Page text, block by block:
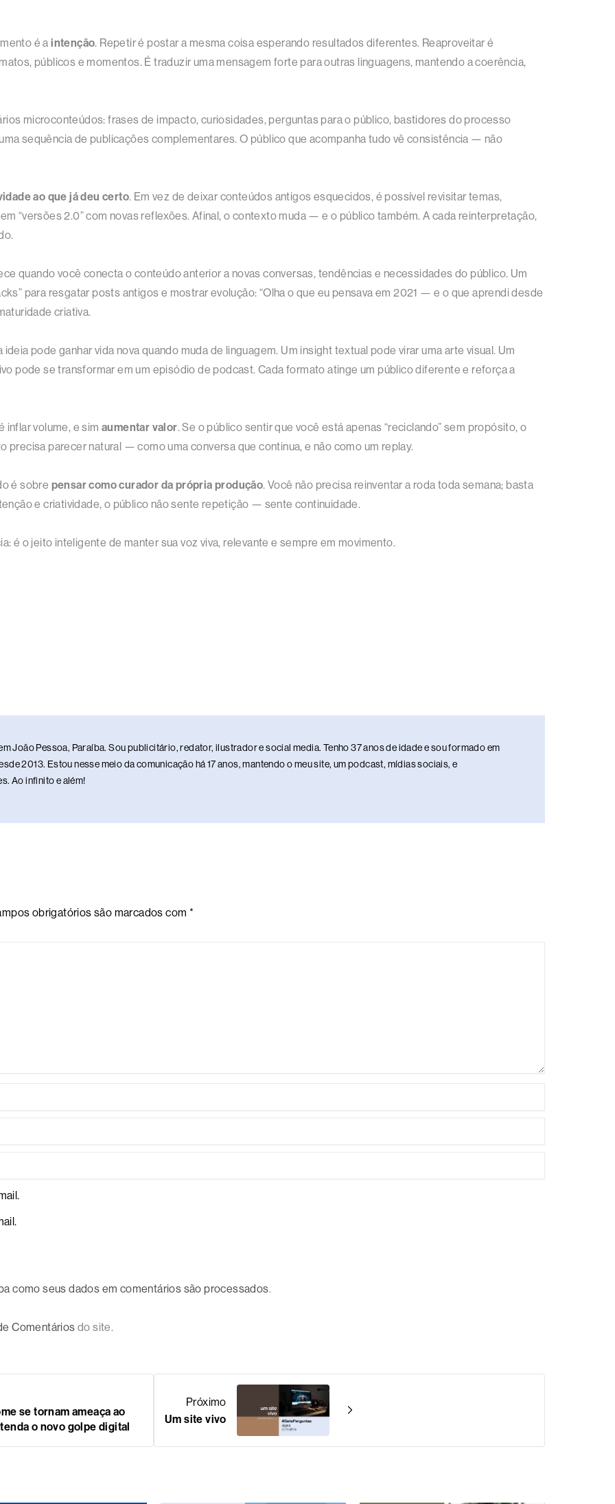
é aintenção. Repetir é postar a mesma coisa esperando resultados diferentes. Reaproveitar é
públicos e momentos. É traduzir uma mensagem forte para outras linguagens, mantendo a coerência,
microconteúdos: frases de impacto, curiosidades, perguntas para o público, bastidores do processo
sequência de publicações complementares. O público que acompanha tudo vê consistência — não
ao que já deu certo. Em vez de deixar conteúdos antigos esquecidos, é possível revisitar temas,
“versões 2.0” com novas reflexões. Afinal, o contexto muda — e o público também. A cada reinterpretação,
quando você conecta o conteúdo anterior a novas conversas, tendências e necessidades do público. Um
para resgatar posts antigos e mostrar evolução: “Olha o que eu pensava em 2021 — e o que aprendi desde
criativa.
ideia pode ganhar vida nova quando muda de linguagem. Um insight textual pode virar uma arte visual. Um
pode se transformar em um episódio de podcast. Cada formato atinge um público diferente e reforça a
inflar volume, e sim aumentar valor. Se o público sentir que você está apenas “reciclando” sem propósito, o
parecer natural — como uma conversa que continua, e não como um replay.
é sobre pensar como curador da própria produção. Você não precisa reinventar a roda toda semana; basta
e criatividade, o público não sente repetição — sente continuidade.
é o jeito inteligente de manter sua voz viva, relevante e sempre em movimento.
João Pessoa, Paraíba. Sou publicitário, redator, ilustrador e social media. Tenho 37 anos de idade e sou formado em
2013. Estou nesse meio da comunicação há 17 anos, mantendo o meu site, um podcast, mídias sociais, e
Ao infinito e além!
obrigatórios são marcados com *
como seus dados em comentários são processados.
Comentários do site.
se tornam ameaça ao
o novo golpe digital
Próximo
Um site vivo